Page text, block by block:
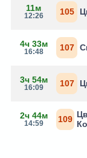
11м
12:26 105
4ч 33м
16:48 107
3ч 54м
16:09 107
2ч 44м
14:59 109